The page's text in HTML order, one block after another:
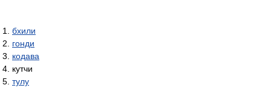
бхили
гонди
кодава
кутчи
тулу